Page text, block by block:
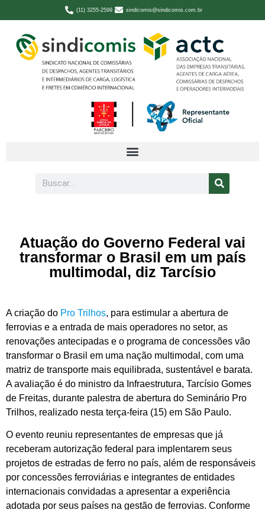
(11) 3255-2599 sindicomis@sindicomis.com.br
Atuação do Governo Federal vai
transformar o Brasil em um país
multimodal, diz Tarcísio
A criação do Pro Trilhos, para estimular a abertura de
ferrovias e a entrada de mais operadores no setor, as
renovações antecipadas e o programa de concessões vão
transformar o Brasil em uma nação multimodal, com uma
matriz de transporte mais equilibrada, sustentável e barata.
A avaliação é do ministro da Infraestrutura, Tarcísio Gomes
de Freitas, durante palestra de abertura do Seminário Pro
Trilhos, realizado nesta terça-feira (15) em São Paulo.
O evento reuniu representantes de empresas que já
receberam autorização federal para implentarem seus
projetos de estradas de ferro no país, além de responsáveis
por concessões ferroviárias e integrantes de entidades
internacionais convidadas a apresentar a experiência
adotada por seus países na gestão de ferrovias. Conforme